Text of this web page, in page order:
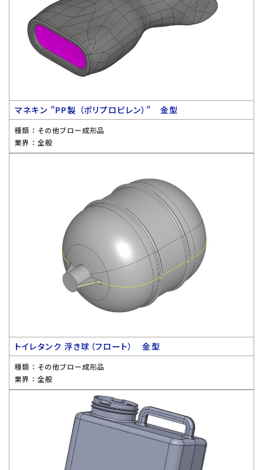
マネキン ”PP製 （ポリプロピレン）” 金型
種類 ： その他ブロー成形品
業界 ： 全般
トイレタンク 浮き球（フロート） 金型
種類 ： その他ブロー成形品
業界 ： 全般